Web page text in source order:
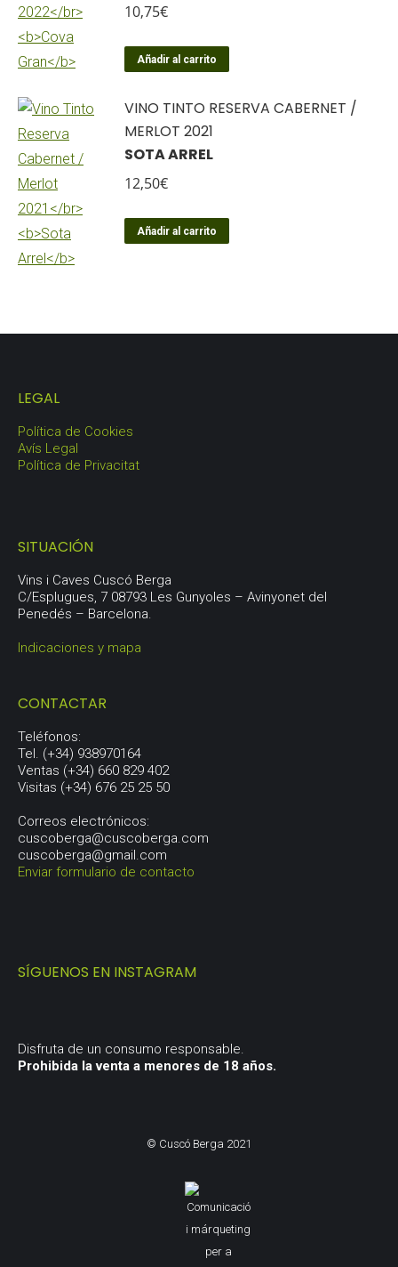
10,75€
Añadir al carrito
VINO TINTO RESERVA CABERNET /
MERLOT 2021
SOTA ARREL
12,50€
Añadir al carrito
LEGAL
Política de Cookies
Avís Legal
Política de Privacitat
SITUACIÓN
Vins i Caves Cuscó Berga
C/Esplugues, 7 08793 Les Gunyoles – Avinyonet del
Penedés – Barcelona.
Indicaciones y mapa
CONTACTAR
Teléfonos:
Tel. (+34) 938970164
Ventas (+34) 660 829 402
Visitas (+34) 676 25 25 50
Correos electrónicos:
cuscoberga@cuscoberga.com
cuscoberga@gmail.com
Enviar formulario de contacto
SÍGUENOS EN INSTAGRAM
Disfruta de un consumo responsable.
Prohibida la venta a menores de 18 años.
© Cuscó Berga 2021